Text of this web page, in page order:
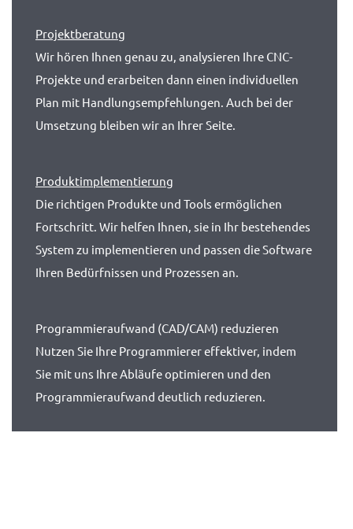
Projekt­beratung
Wir hören Ihnen genau zu, analysieren Ihre CNC-
Projekte und erarbeiten dann einen individuellen
Plan mit Handlungs­empfehlungen. Auch bei der
Umsetzung bleiben wir an Ihrer Seite.
Produkt­implementierung
Die richtigen Produkte und Tools ermöglichen
Fortschritt. Wir helfen Ihnen, sie in Ihr bestehendes
System zu implementieren und passen die Software
Ihren Bedürfnissen und Prozessen an.
Programmieraufwand (CAD/CAM) reduzieren
Nutzen Sie Ihre Programmierer effektiver, indem
Sie mit uns Ihre Abläufe optimieren und den
Programmieraufwand deutlich reduzieren.